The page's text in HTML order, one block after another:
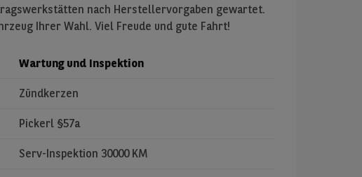
nach Herstellervorgaben gewartet.
Ihrer Wahl. Viel Freude und gute Fahrt!
Wartung und Inspektion
Zündkerzen
Pickerl §57a
Serv-Inspektion 30000 KM